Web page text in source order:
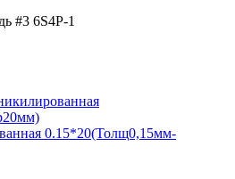
#3 6S4P-1
0.15*20(Толщ0,15мм-